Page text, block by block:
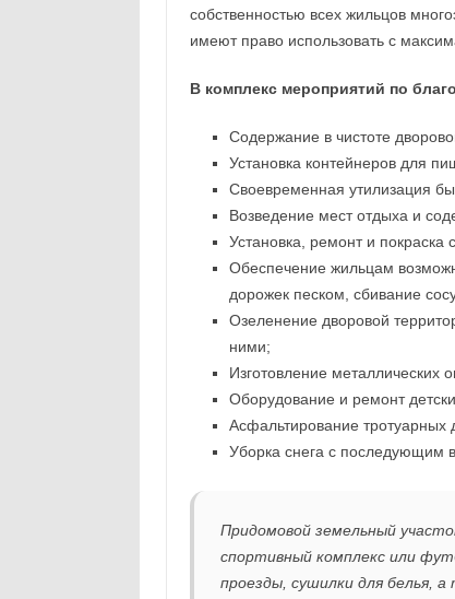
собственностью всех жильцов
имеют право использовать с
В комплекс мероприятий по
Содержание в чистоте
Установка контейнеров для
Своевременная утилизация
Возведение мест отдыха и
Установка, ремонт и покраска
Обеспечение жильцам
дорожек песком, сбивание
Озеленение дворовой
ними;
Изготовление металлических
Оборудование и ремонт
Асфальтирование тротуарных
Уборка снега с последующим
Придомовой земельный
спортивный комплекс или
проезды, сушилки для белья,